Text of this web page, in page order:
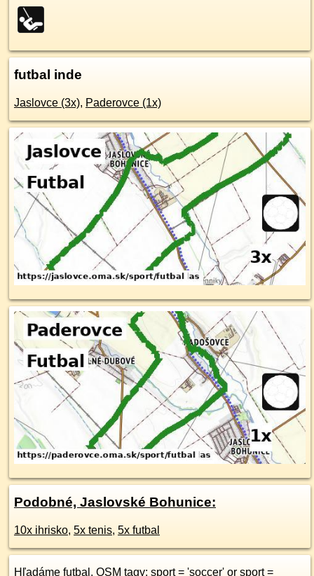
futbal inde
Jaslovce (3x), Paderovce (1x)
Podobné, Jaslovské Bohunice:
10x ihrisko, 5x tenis, 5x futbal
Hľadáme futbal, OSM tagy: sport = 'soccer' or sport =